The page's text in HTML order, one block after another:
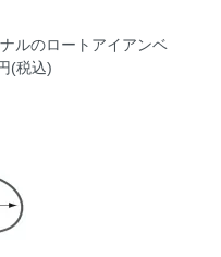
ルのロートアイアンベ
(税込)